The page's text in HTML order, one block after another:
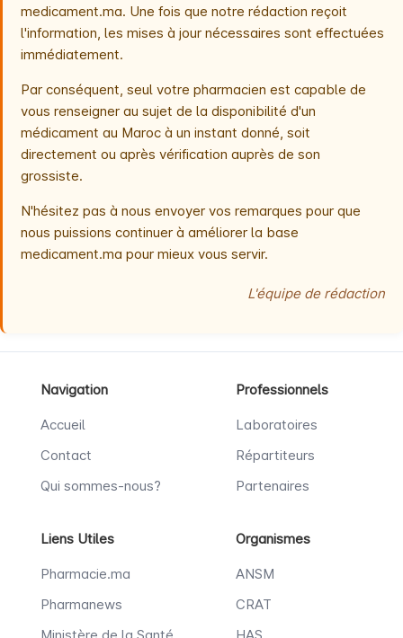
medicament.ma. Une fois que notre rédaction reçoit
l'information, les mises à jour nécessaires sont effectuées
immédiatement.
Par conséquent, seul votre pharmacien est capable de
vous renseigner au sujet de la disponibilité d'un
médicament au Maroc à un instant donné, soit
directement ou après vérification auprès de son
grossiste.
N'hésitez pas à nous envoyer vos remarques pour que
nous puissions continuer à améliorer la base
medicament.ma pour mieux vous servir.
L'équipe de rédaction
Navigation
Accueil
Contact
Qui sommes-nous?
Professionnels
Laboratoires
Répartiteurs
Partenaires
Liens Utiles
Pharmacie.ma
Pharmanews
Organismes
ANSM
CRAT